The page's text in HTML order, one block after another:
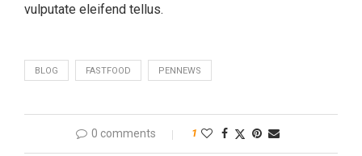
vulputate eleifend tellus.
BLOG FASTFOOD PENNEWS
0 comments 1